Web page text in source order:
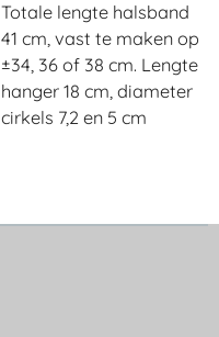
Totale lengte halsband
41 cm, vast te maken op
±34, 36 of 38 cm. Lengte
hanger 18 cm, diameter
cirkels 7,2 en 5 cm